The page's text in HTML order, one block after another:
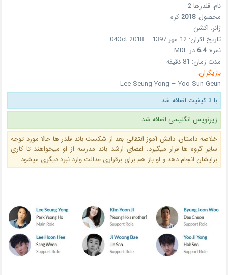
نام: قلدرها 2
محصول:2018 کره
ژانر: اکشن
تاریخ اکران: 12 مهر 1397 – 04Oct 2018
نمره:6.4 در MDL
مدت زمان: 81 دقیقه
بازیگران:
Lee Seung Yong – Yoo Sun Geun
با 3 کیفیت اضافه شد.
زیرنویس انگلیسی اضافه شد.
خلاصه داستان: دانش آموز انتقالی بعد از شکست باند قلدر ها حالا مورد توجه
سایر گروه ها قرار میگیرد. اعضای ارشد باند مدرسه از او میخواهند تا کاری
برایشان انجام دهد و او باز هم برای برقراری عدالت وارد نبرد دیگری میشود…